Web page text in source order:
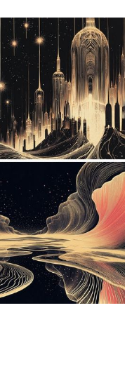
机融合，强化了整体的
现尤为独特，采用意
等自然元素自然过渡为
边界，使作品富有流动
果赋予画面流畅的笔触
视觉焦点，形成疏密有
饰性的视觉美感，又融
与人文情感统一在超现
雅、梦幻且具有叙事性